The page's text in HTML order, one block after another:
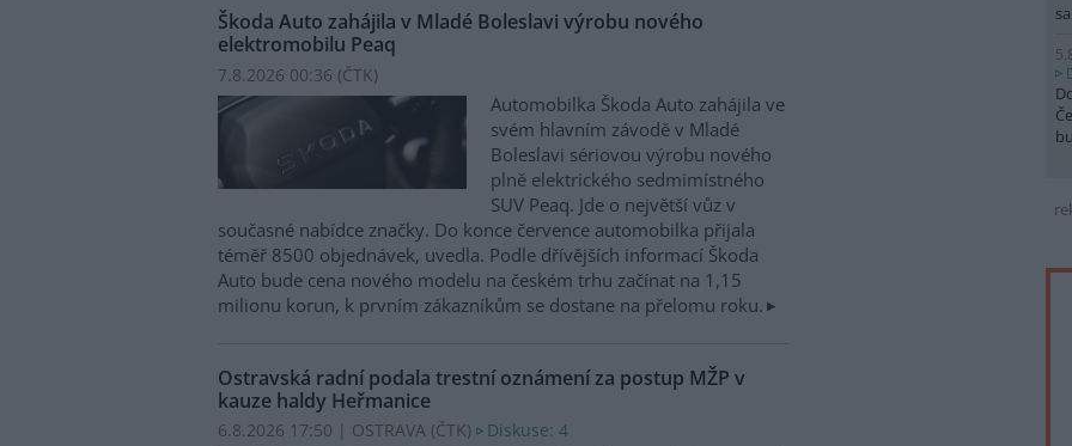
Škoda Auto zahájila v Mladé Boleslavi výrobu nového
elektromobilu Peaq
7.8.2026 00:36 (ČTK)
Automobilka Škoda Auto zahájila ve
svém hlavním závodě v Mladé
Boleslavi sériovou výrobu nového
plně elektrického sedmimístného
SUV Peaq. Jde o největší vůz v
současné nabídce značky. Do konce července automobilka přijala
téměř 8500 objednávek, uvedla. Podle dřívějších informací Škoda
Auto bude cena nového modelu na českém trhu začínat na 1,15
milionu korun, k prvním zákazníkům se dostane na přelomu roku.
Ostravská radní podala trestní oznámení za postup MŽP v
kauze haldy Heřmanice
6.8.2026 17:50 | OSTRAVA (ČTK) Diskuse: 4